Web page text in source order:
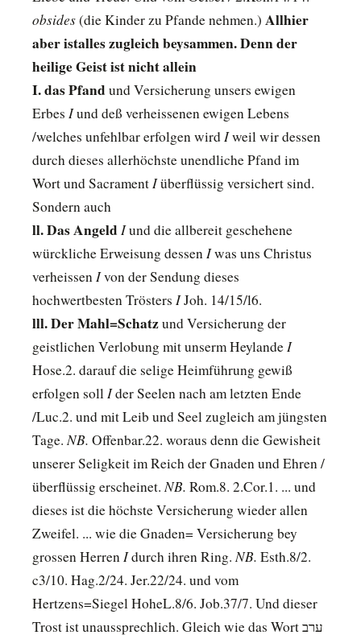
obsides(die Kinder zu Pfande nehmen.) Allhier
aber istalles zugleich beysammen. Denn der
heilige Geist ist nicht allein
I. das Pfandund Versicherung unsers ewigen
Erbes Iund deß verheissenen ewigen Lebens
/welches unfehlbar erfolgen wirdIweil wir dessen
durch dieses allerhöchste unendliche Pfand im
Wort und SacramentIüberflüssig versichert sind.
Sondern auch
ll. Das AngeldIund die allbereit geschehene
würckliche Erweisung dessenIwas uns Christus
verheissenIvon der Sendung dieses
hochwertbesten Trösters IJoh. 14/15/l6.
lll. Der Mahl=Schatzund Versicherung der
geistlichen Verlobung mit unserm HeylandeI
Hose.2. darauf die selige Heimführung gewiß
erfolgen sollIder Seelen nach am letzten Ende
/Luc.2. und mit Leib und Seel zugleich am jüngsten
Tage.NB. Offenbar.22. woraus denn die Gewisheit
unserer Seligkeit im Reich der Gnaden und Ehren /
überflüssig erscheinet.NB. Rom.8. 2.Cor.1. ... und
dieses ist die höchste Versicherung wieder allen
Zweifel. ... wie die Gnaden= Versicherung bey
grossen HerrenIdurch ihren Ring.NB. Esth.8/2.
c3/10. Hag.2/24. Jer.22/24. und vom
Hertzens=Siegel HoheL.8/6. Job.37/7. Und dieser
Trost ist unaussprechlich. Gleich wie das Wort ערב